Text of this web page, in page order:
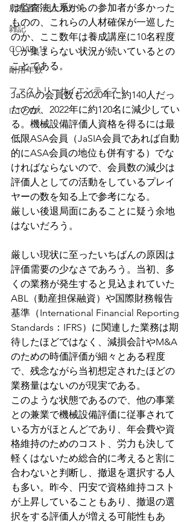
所有者不明土地対策
雑記
COVID-19
耐用年数
ファクトリーサイエンティスト
IoTとDX
は監査法人系からの参加者が多かった
ものの、これらの人材確保が一巡した
のか、ここ数年は養成講座に10名程度
しか集まらない状況が続いているとの
ことである。
JaSIAの会員数も2020年に約140人だっ
たのが、2022年に約120名に減少してい
る。機械設備評価人資格を得るには最
低限ASA会員（JaSIA会員であれば自動
的にASA会員の地位も併有する）でな
ければならないので、会員数の減少は
評価人としての活動をしているプレイ
ヤーの数を知る上で参考になる。
厳しい後退局面にあることに疑う余地
はないだろう。
厳しい現状に至ったいちばんの原因は
評価需要の少なさであろう。当初、多
くの業務が発生すると見込まれていた
ABL（動産担保融資）や国際財務報告
基準（International Financial Reporting
Standards：IFRS）に関連した業務は期
待したほどではなく、減損会計やM&A
のための時価評価が細々とある程度
で、残念ながら当初想定されたほどの
業務量はないのが現実である。
このような状態であるので、他の事業
との兼業で機械設備評価に従事されて
いる方がほとんどであり、年会費や資
格維持のためのコスト、労力も決して
軽くはないため総合的に考えると割に
合わないと判断し、撤退を選択する人
も多い。昨今、円安で資格維持コスト
が上昇していることもあり、撤退の選
択をする評価人が増える可能性もあ